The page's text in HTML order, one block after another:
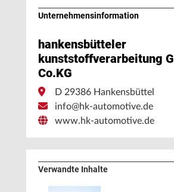
Unternehmens­information
hankensbütteler
kunststoffverarbeitung
Co.KG
D 29386 Hankensbüttel
info@hk-automotive.de
www.hk-automotive.de
Verwandte Inhalte